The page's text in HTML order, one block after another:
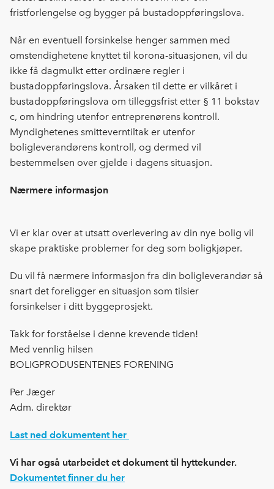
fristforlengelse og bygger på bustadoppføringslova.
Når en eventuell forsinkelse henger sammen med
omstendighetene knyttet til korona-situasjonen, vil du
ikke få dagmulkt etter ordinære regler i
bustadoppføringslova. Årsaken til dette er vilkåret i
bustadoppføringslova om tilleggsfrist etter § 11 bokstav
c, om hindring utenfor entreprenørens kontroll.
Myndighetenes smitteverntiltak er utenfor
boligleverandørens kontroll, og dermed vil
bestemmelsen over gjelde i dagens situasjon.
Nærmere informasjon
Vi er klar over at utsatt overlevering av din nye bolig vil
skape praktiske problemer for deg som boligkjøper.
Du vil få nærmere informasjon fra din boligleverandør så
snart det foreligger en situasjon som tilsier
forsinkelser i ditt byggeprosjekt.
Takk for forståelse i denne krevende tiden!
Med vennlig hilsen
BOLIGPRODUSENTENES FORENING
Per Jæger
Adm. direktør
Last ned dokumentent her
Vi har også utarbeidet et dokument til hyttekunder.
Dokumentet finner du her